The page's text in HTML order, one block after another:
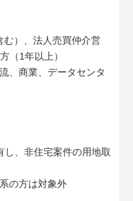
む）、法人売買仲介営
（1年以上）
、商業、データセンタ
し、非住宅案件の用地取
の方は対象外